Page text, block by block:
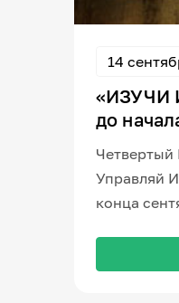
14
«ИЗУЧИ
до
Управляй
конца